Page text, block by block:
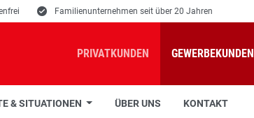
E Familienunternehmen seit über 20 Jahren
PRIVATKUNDEN GEWERBEKUNDEN
& SITUATIONEN ÜBER UNS KONTAKT